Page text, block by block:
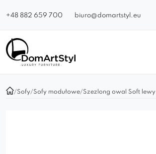
+48 882 659 700 biuro@domartstyl.eu
/Sofy/Sofy modułowe/Szezlong owal Soft lewy